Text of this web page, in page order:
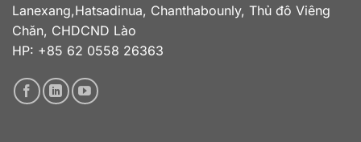
Lanexang,Hatsadinua, Chanthabounly, Thủ đô Viêng
Chăn, CHDCND Lào
HP: +85 62 0558 26363